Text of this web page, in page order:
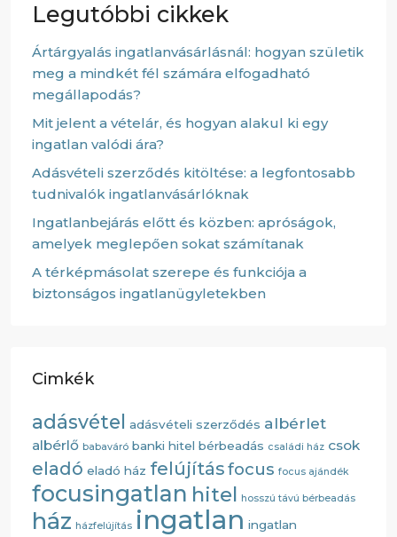
Legutóbbi cikkek
Ártárgyalás ingatlanvásárlásnál: hogyan születik
meg a mindkét fél számára elfogadható
megállapodás?
Mit jelent a vételár, és hogyan alakul ki egy
ingatlan valódi ára?
Adásvételi szerződés kitöltése: a legfontosabb
tudnivalók ingatlanvásárlóknak
Ingatlanbejárás előtt és közben: apróságok,
amelyek meglepően sokat számítanak
A térképmásolat szerepe és funkciója a
biztonságos ingatlanügyletekben
Cimkék
adásvétel adásvételi szerződés albérlet
albérlő babaváró banki hitel bérbeadás családi ház csok
eladó eladó ház felújításfocus focus ajándék
focusingatlan hitel hosszú távú bérbeadás
ház házfelújítás ingatlan ingatlan